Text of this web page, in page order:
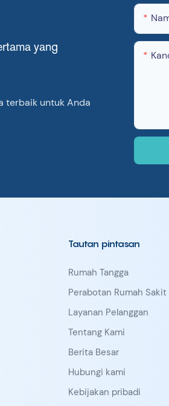
yang
terbaik untuk Anda
Tautan pintasan
Rumah Tangga
Perabotan Rumah Sakit
Layanan Pelanggan
Tentang Kami
Berita Besar
Hubungi kami
Kebijakan pribadi